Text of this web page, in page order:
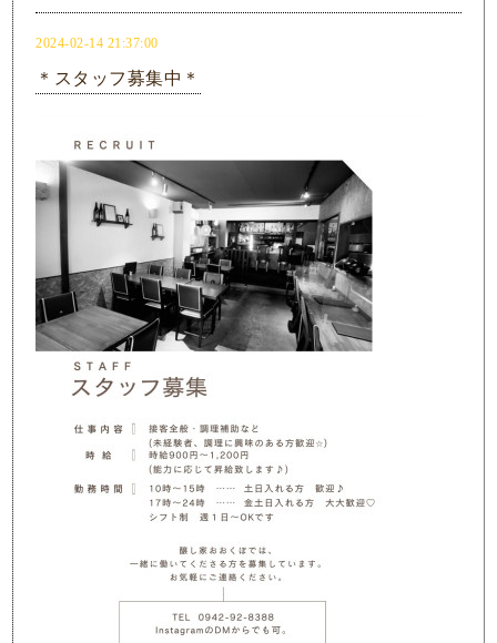
2024-02-14 21:37:00
＊スタッフ募集中＊